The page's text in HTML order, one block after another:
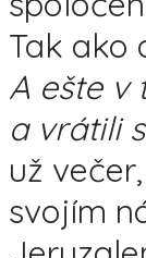
Tak ako
A ešte v
a vrátili
už
svojím